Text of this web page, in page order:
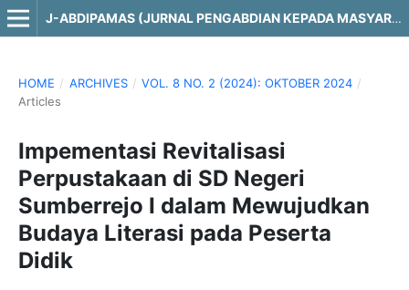
J-ABDIPAMAS (JURNAL PENGABDIAN KEPADA MASYARAKAT)
HOME / ARCHIVES / VOL. 8 NO. 2 (2024): OKTOBER 2024 /
Articles
Impementasi Revitalisasi
Perpustakaan di SD Negeri
Sumberrejo I dalam Mewujudkan
Budaya Literasi pada Peserta
Didik